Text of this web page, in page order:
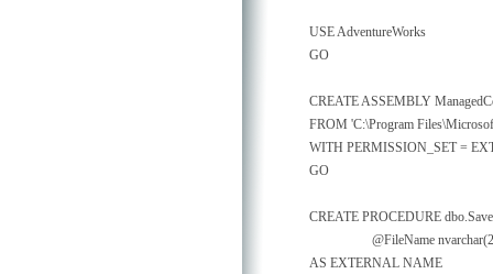
USE AdventureWorks
GO
CREATE ASSEMBLY
FROM 'C:\Program
WITH PERMISSION_SET =
GO
CREATE PROCEDURE
@FileName
AS EXTERNAL NAME